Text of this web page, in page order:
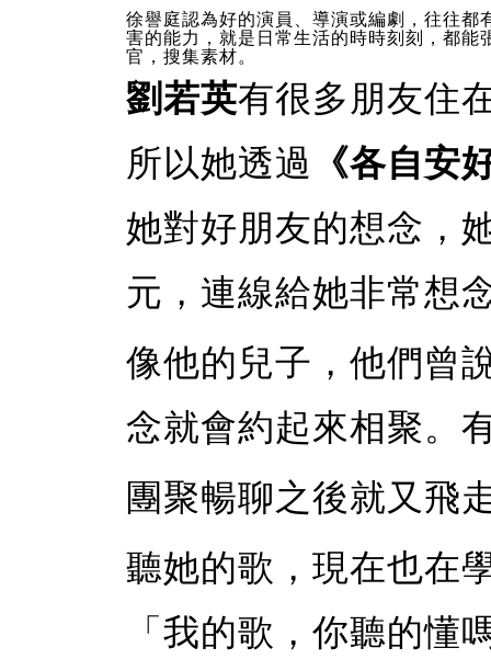
徐譽庭認為好的演員、導演或編劇，往往都
害的能力，就是日常生活的時時刻刻，都能
官，搜集素材。
劉若英有很多朋友住
所以她透過
《各自安
她對好朋友的想念，
元，連線給她非常想
像他的兒子，他們曾
念就會約起來相聚。
團聚暢聊之後就又飛
聽她的歌，現在也在
「我的歌，你聽的懂